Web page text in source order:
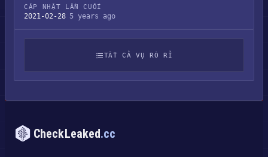
CẬP NHẬT LẦN CUỐI
2021-02-28 5 years ago
TẤT CẢ VỤ RÒ RỈ
CheckLeaked.cc